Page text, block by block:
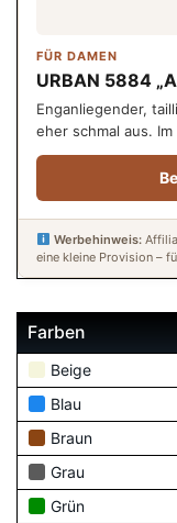
FÜR DAMEN
URBAN 5884
Enganliegender,
eher schmal aus.
Werbehinweis:
eine kleine Provision –
Farben
Beige
Blau
Braun
Grau
Grün